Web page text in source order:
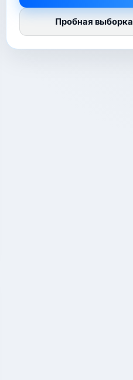
Пробная выборка